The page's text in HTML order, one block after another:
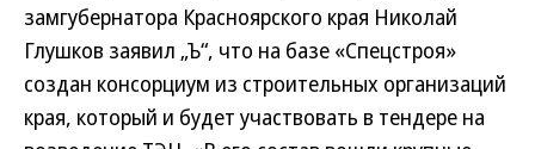
замгубернатора Красноярского края Николай
Глушков заявил „Ъ“, что на базе «Спецстроя»
создан консорциум из строительных организаций
края, который и будет участвовать в тендере на